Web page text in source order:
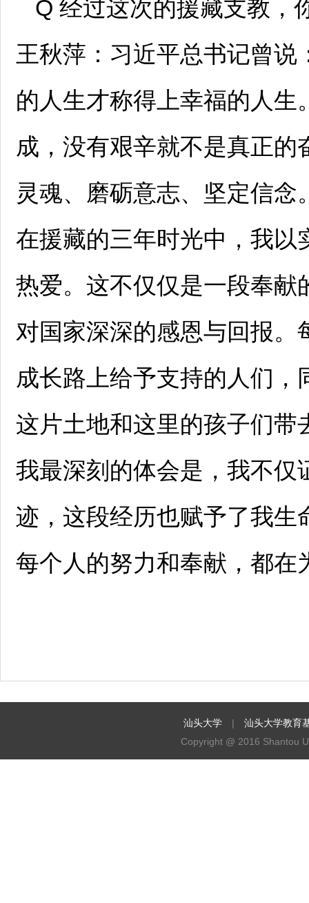
Q 经过这次的援藏支教，
王秋萍：习近平总书记曾说
的人生才称得上幸福的人
成，没有艰辛就不是真正
灵魂、磨砺意志、坚定信念
在援藏的三年时光中，我以
热爱。这不仅仅是一段奉献
对国家深深的感恩与回报
成长路上给予支持的人们
这片土地和这里的孩子们带
我最深刻的体会是，我不仅
迹，这段经历也赋予了我生
每个人的努力和奉献，都在
汕头大学 |
汕头大学教育
Copyright @ 2016 Shantou